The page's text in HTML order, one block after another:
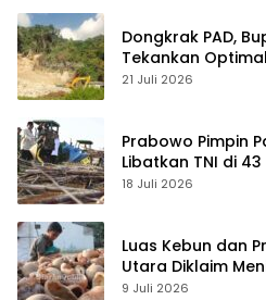
Dongkrak PAD,
Tekankan
Tambang
21 Juli 2026
Prabowo Pimpin
Libatkan TNI di
18 Juli 2026
Luas Kebun dan
Utara Diklaim
Peluang Investasi
9 Juli 2026